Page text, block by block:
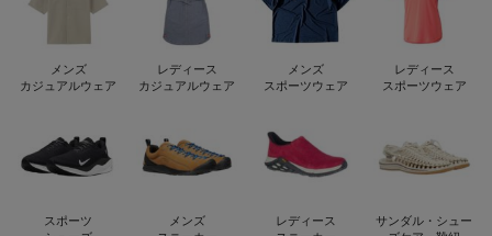
メンズ
カジュアルウェア
レディース
カジュアルウェア
メンズ
スポーツウェア
レディース
スポーツウェア
スポーツ
メンズ
レディース
サンダル・シュー